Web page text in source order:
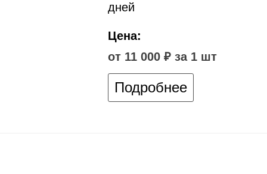
дней
Цена:
от 11 000 ₽ за 1 шт
Подробнее